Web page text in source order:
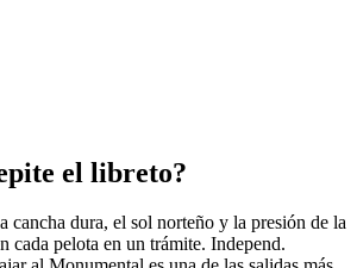
el libreto?
cancha dura, el sol norteño y la presión de la
cada pelota en un trámite. Independ.